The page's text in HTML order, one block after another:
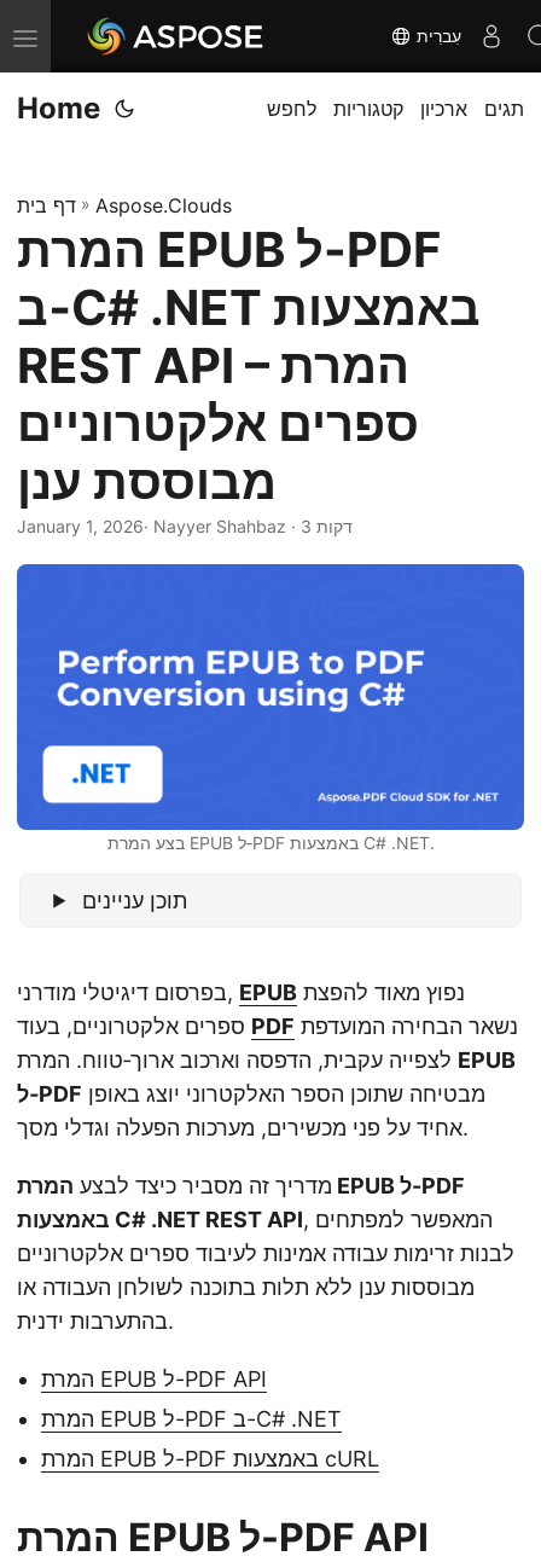
T
o
g
e
n
i
g
a
t
o
עִברִית
Home לחפש קטגוריות ארכיון תגים
דף בית » Aspose.Clouds
המרת EPUB ל-PDF
ב‑C# .NET באמצעות
REST API – המרת
ספרים אלקטרוניים
מבוססת ענן
January 1, 2026 · Nayyer Shahbaz · 3 דקות
בצע המרת EPUB ל‑PDF באמצעות C# .NET.
תוכן עניינים
בפרסום דיגיטלי מודרני, EPUB
PDF
EPUB
ל‑PDF
אחיד על פני מכשירים, מערכות הפעלה וגדלי מסך.
מדריך זה מסביר כיצד לבצע המרת EPUB ל-PDF
באמצעות C# .NET REST API, המאפשר למפתחים
לבנות זרימות עבודה אמינות לעיבוד ספרים אלקטרוניים
מבוססות ענן ללא תלות בתוכנה לשולחן העבודה או
בהתערבות ידנית.
המרת EPUB ל-PDF API
המרת EPUB ל-PDF ב-C# .NET
המרת EPUB ל-PDF באמצעות cURL
המרת EPUB ל-PDF API